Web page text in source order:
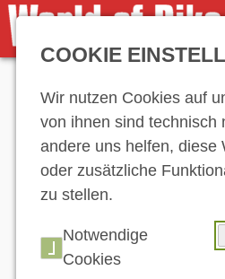
COOKIE
Wir nutzen Cookies auf
von ihnen sind technisch
andere uns helfen, diese
oder zusätzliche
zu stellen.
Notwendige
Cookies